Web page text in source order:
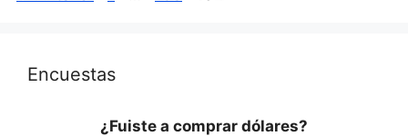
Encuestas
¿Fuiste a comprar dólares?